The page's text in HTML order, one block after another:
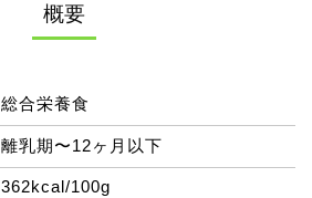
概要
総合栄養食
離乳期〜12ヶ月以下
362kcal/100g